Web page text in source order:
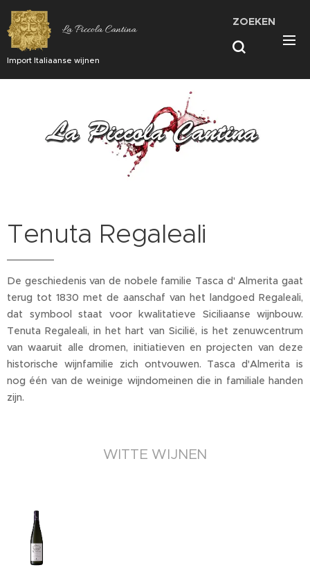
La Piccola Cantina
Import Italiaanse wijnen
ZOEKEN
Tenuta Regaleali
De geschiedenis van de nobele familie Tasca d' Almerita gaat
terug tot 1830 met de aanschaf van het landgoed Regaleali,
dat symbool staat voor kwalitatieve Siciliaanse wijnbouw.
Tenuta Regaleali, in het hart van Sicilië, is het zenuwcentrum
van waaruit alle dromen, initiatieven en projecten van deze
historische wijnfamilie zich ontvouwen. Tasca d'Almerita is
nog één van de weinige wijndomeinen die in familiale handen
zijn.
WITTE WIJNEN